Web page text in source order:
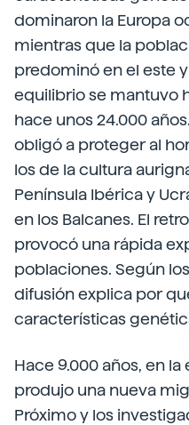
dominaron la Europa
mientras que la
predominó en el este
equilibrio se mantuvo
hace unos 24.000
obligó a proteger al
los de la cultura
Península Ibérica y
en los Balcanes. El
provocó una rápida
poblaciones. Según
difusión explica por
características
Hace 9.000 años, en
produjo una nueva
Próximo y los